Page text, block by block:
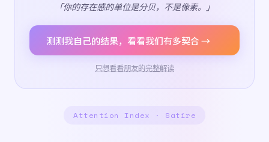
「你的存在感的单位是分贝，不是像素。」
测测我自己的结果，看看我们有多契合 →
只想看看朋友的完整解读
Attention Index · Satire